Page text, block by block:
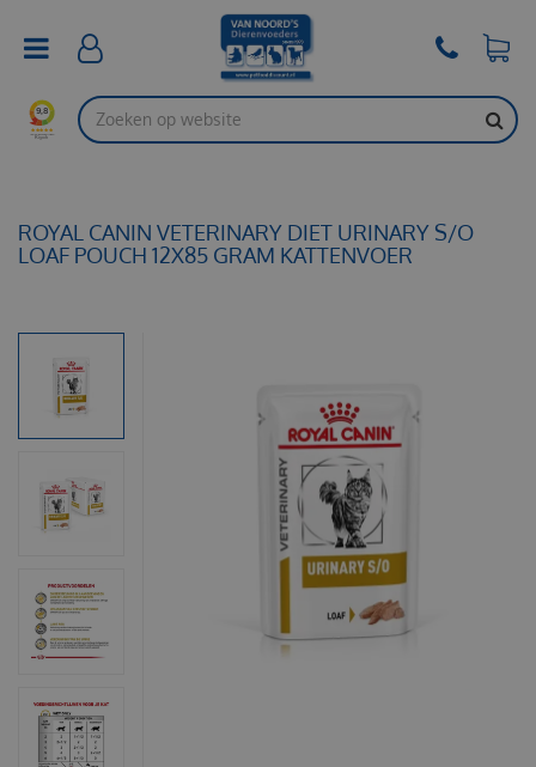
ROYAL CANIN VETERINARY DIET URINARY S/O
LOAF POUCH 12X85 GRAM KATTENVOER